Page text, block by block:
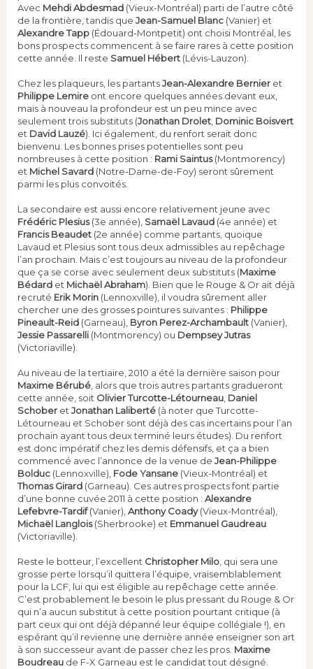
Avec Mehdi Abdesmad (Vieux-Montréal) parti de l’autre côté
de la frontière, tandis que Jean-Samuel Blanc (Vanier) et
Alexandre Tapp (Édouard-Montpetit) ont choisi Montréal, les
bons prospects commencent à se faire rares à cette position
cette année. Il reste Samuel Hébert (Lévis-Lauzon).
Chez les plaqueurs, les partantsJean-Alexandre Bernier et
Philippe Lemire ont encore quelques années devant eux,
mais à nouveau la profondeur est un peu mince avec
seulement trois substituts (Jonathan Drolet, Dominic Boisvert
et David Lauzé). Ici également, du renfort serait donc
bienvenu. Les bonnes prises potentielles sont peu
nombreuses à cette position : Rami Saintus(Montmorency)
et Michel Savard (Notre-Dame-de-Foy) seront sûrement
parmi les plus convoités.
La secondaire est aussi encore relativement jeune avec
Frédéric Plesius(3e année), Samaël Lavaud (4e année) et
Francis Beaudet (2e année) comme partants, quoique
Lavaud et Plesius sont tous deux admissibles au repêchage
l’an prochain. Mais c’est toujours au niveau de la profondeur
que ça se corse avec seulement deux substituts (Maxime
Bédard et Michaël Abraham). Bien que le Rouge & Or ait déjà
recruté Erik Morin (Lennoxville), il voudra sûrement aller
chercher une des grosses pointures suivantes : Philippe
Pineault-Reid (Garneau), Byron Perez-Archambault (Vanier),
Jessie Passarelli (Montmorency) ou Dempsey Jutras
(Victoriaville).
Au niveau de la tertiaire, 2010 a été la dernière saison pour
Maxime Bérubé, alors que trois autres partants gradueront
cette année, soit Olivier Turcotte-Létourneau, Daniel
Schober etJonathan Laliberté (à noter que Turcotte-
Létourneau et Schober sont déjà des cas incertains pour l’an
prochain ayant tous deux terminé leurs études). Du renfort
est donc impératif chez les demis défensifs, et ça a bien
commencé avec l’annonce de la venue de Jean-Philippe
Bolduc (Lennoxville), Fode Yansane (Vieux-Montréal) et
Thomas Girard (Garneau). Ces autres prospects font partie
d’une bonne cuvée 2011 à cette position : Alexandre
Lefebvre-Tardif(Vanier),Anthony Coady(Vieux-Montréal),
Michaël Langlois(Sherbrooke) et Emmanuel Gaudreau
(Victoriaville).
Reste le botteur, l’excellent Christopher Milo, qui sera une
grosse perte lorsqu’il quittera l’équipe, vraisemblablement
pour la LCF, lui qui est éligible au repêchage cette année.
C’est probablement le besoin le plus pressant du Rouge & Or
qui n’a aucun substitut à cette position pourtant critique (à
part ceux qui ont déjà dépanné leur équipe collégiale !), en
espérant qu’il revienne une dernière année enseigner son art
à son successeur avant de passer chez les pros. Maxime
Boudreau de F-X Garneau est le candidat tout désigné.